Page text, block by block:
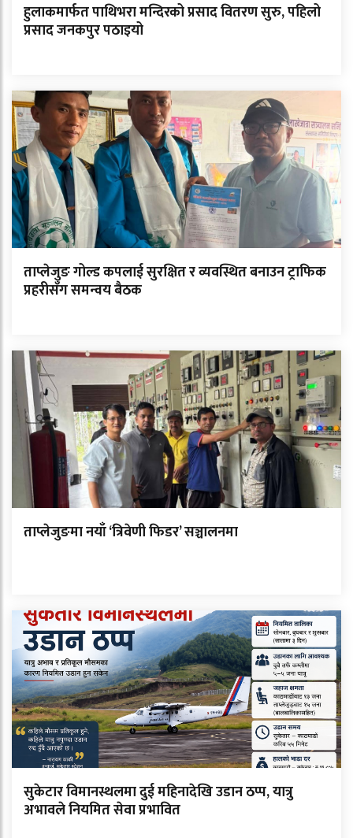
हुलाकमार्फत पाथिभरा मन्दिरको प्रसाद वितरण सुरु, पहिलो
प्रसाद जनकपुर पठाइयो
ताप्लेजुङ गोल्ड कपलाई सुरक्षित र व्यवस्थित बनाउन ट्राफिक
प्रहरीसँग समन्वय बैठक
ताप्लेजुङमा नयाँ ‘त्रिवेणी फिडर’ सञ्चालनमा
सुकेटार विमानस्थलमा दुई महिनादेखि उडान ठप्प, यात्रु
अभावले नियमित सेवा प्रभावित